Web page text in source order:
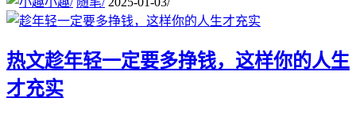
热文趁年轻一定要多挣钱，这样你的人生
才充实